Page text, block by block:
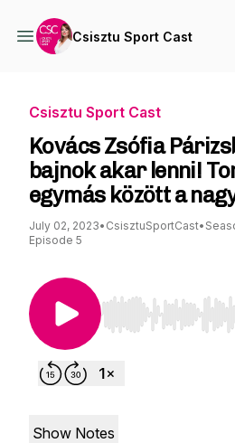
Csisztu Sport Cast
Csisztu Sport Cast
Kovács Zsófia
bajnok akar lenni!
egymás között a
July 02, 2023• CsisztuSportCast•
Episode 5
Use Left/Right to
Show Notes